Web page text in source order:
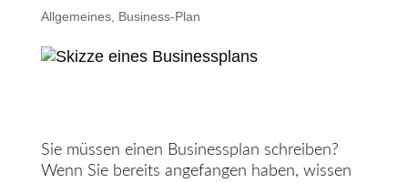
Allgemeines, Business-Plan
Sie müssen einen Businessplan schreiben?
Wenn Sie bereits angefangen haben, wissen